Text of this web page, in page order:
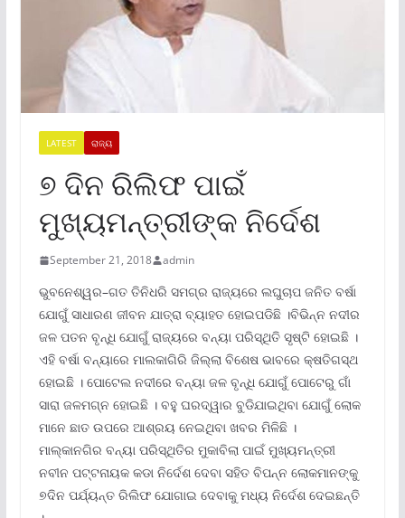
LATEST ରାଜ୍ୟ
୭ ଦିନ ରିଲିଫ ପାଇଁ
ମୁଖ୍ୟମନ୍ତ୍ରୀଙ୍କ ନିର୍ଦେଶ
September 21, 2018 admin
ଭୁବନେଶ୍ୱର–ଗତ ତିନିଧରି ସମଗ୍ର ରାଜ୍ୟରେ ଲଘୁଚାପ ଜନିତ ବର୍ଷା
ଯୋଗୁଁ ସାଧାରଣ ଜୀବନ ଯାତ୍ରା ବ୍ୟାହତ ହୋଇପଡିଛି ।ବିଭିନ୍ନ ନଦୀର
ଜଳ ପତନ ବୃନ୍ଧି ଯୋଗୁଁ ରାଜ୍ୟରେ ବନ୍ୟା ପରିସ୍ଥିତି ସୃଷ୍ଟି ହୋଇଛି ।
ଏହି ବର୍ଷା ବନ୍ୟାରେ ମାଲକାଗିରି ଜିଲ୍ଲା ବିଶେଷ ଭାବରେ କ୍ଷତିଗସ୍ଥ
ହୋଇଛି । ପୋଟେଲ ନଦୀରେ ବନ୍ୟା ଜଳ ବୃନ୍ଧି ଯୋଗୁଁ ପୋଟେରୁ ଗାଁ
ସାରା ଜଳମଗ୍ନ ହୋଇଛି । ବହୁ ଘରଦ୍ୱାର ବୁଡିଯାଇଥିବା ଯୋଗୁଁ ଲୋକ
ମାନେ ଛାତ ଉପରେ ଆଶ୍ରୟ ନେଇଥିବା ଖବର ମିଳିଛି ।
ମାଲ୍କାନଗିର ବନ୍ୟା ପରିସ୍ଥିତିର ମୁକାବିଲା ପାଇଁ ମୁଖ୍ୟମନ୍ତ୍ରୀ
ନବୀନ ପଟ୍ଟନାୟକ କଡା ନିର୍ଦେଶ ଦେବା ସହିତ ବିପନ୍ନ ଲୋକମାନଙ୍କୁ
୭ଦିନ ପର୍ଯ୍ୟନ୍ତ ରିଲିଫ ଯୋଗାଇ ଦେବାକୁ ମଧ୍ୟ ନିର୍ଦେଶ ଦେଇଛନ୍ତି